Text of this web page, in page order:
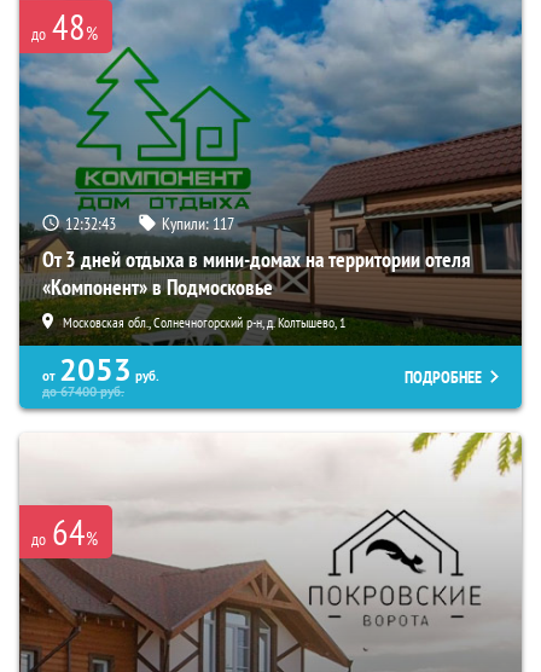
до 48%
12:32:41 Купили: 117
От 3 дней отдыха в мини-домах на территории отеля
«Компонент» в Подмосковье
Московская обл., Солнечногорский р-н, д. Колтышево, 1
от 2053 руб.
до67400руб.
ПОДРОБНЕЕ
до 64%